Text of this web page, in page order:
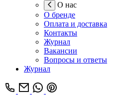
О нас
О бренде
Оплата и доставка
Контакты
Журнал
Вакансии
Вопросы и ответы
Журнал